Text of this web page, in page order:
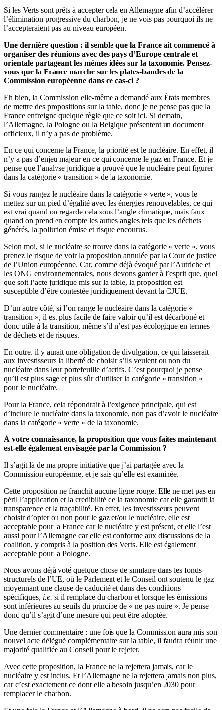
Si les Verts sont prêts à accepter cela en Allemagne afin d’accélérer
l’élimination progressive du charbon, je ne vois pas pourquoi ils ne
l’accepteraient pas au niveau européen.
Une dernière question : il semble que la France ait commencé à
organiser des réunions avec des pays d’Europe centrale et
orientale partageant les mêmes idées sur la taxonomie. Pensez-
vous que la France marche sur les plates-bandes de la
Commission européenne dans ce cas-ci ?
Eh bien, la Commission elle-même a demandé aux États membres
de mettre des propositions sur la table, donc je ne pense pas que la
France enfreigne quelque règle que ce soit ici. Si demain,
l’Allemagne, la Pologne ou la Belgique présentent un document
officieux, il n’y a pas de problème.
En ce qui concerne la France, la priorité est le nucléaire. En effet, il
n’y a pas d’enjeu majeur en ce qui concerne le gaz en France. Et je
pense que l’analyse juridique a prouvé que le nucléaire peut figurer
dans la catégorie « transition » de la taxonomie.
Si vous rangez le nucléaire dans la catégorie « verte », vous le
mettez sur un pied d’égalité avec les énergies renouvelables, ce qui
est vrai quand on regarde cela sous l’angle climatique, mais faux
quand on prend en compte les autres angles tels que les déchets
générés, la pollution émise et risque encourus.
Selon moi, si le nucléaire se trouve dans la catégorie « verte », vous
prenez le risque de voir la proposition annulée par la Cour de justice
de l’Union européenne. Car, comme déjà évoqué par l’Autriche et
les ONG environnementales, nous devons garder à l’esprit que, quel
que soit l’acte juridique mis sur la table, la proposition est
susceptible d’être contestée juridiquement devant la CJUE.
D’un autre côté, si l’on range le nucléaire dans la catégorie «
transition », il est plus facile de faire valoir qu’il est décarboné et
donc utile à la transition, même s’il n’est pas écologique en termes
de déchets et de risques.
En outre, il y aurait une obligation de divulgation, ce qui laisserait
aux investisseurs la liberté de choisir s’ils veulent ou non du
nucléaire dans leur portefeuille d’actifs. C’est pourquoi je pense
qu’il est plus sage et plus sûr d’utiliser la catégorie « transition »
pour le nucléaire.
Pour la France, cela répondrait à l’exigence principale, qui est
d’inclure le nucléaire dans la taxonomie, non pas d’avoir le nucléaire
dans la catégorie « verte » de la taxonomie.
À votre connaissance, la proposition que vous faites maintenant
est-elle également envisagée par la Commission ?
Il s’agit là de ma propre initiative que j’ai partagée avec la
Commission européenne, et je sais qu’elle est examinée.
Cette proposition ne franchit aucune ligne rouge. Elle ne met pas en
péril l’application et la crédibilité de la taxonomie car elle garantit la
transparence et la traçabilité. En effet, les investisseurs peuvent
choisir d’opter ou non pour le gaz et/ou le nucléaire, elle est
acceptable pour la France car le nucléaire y est présent, et elle l’est
aussi pour l’Allemagne car elle est conforme aux discussions de la
coalition, y compris à la position des Verts. Elle est également
acceptable pour la Pologne.
Nous avons déjà voté quelque chose de similaire dans les fonds
structurels de l’UE, où le Parlement et le Conseil ont soutenu le gaz
moyennant une clause de caducité et dans des conditions
spécifiques, i.e. si il remplace du charbon et lorsque les émissions
sont inférieures au seuils du principe de « ne pas nuire ». Je pense
donc qu’il s’agit d’une mesure qui peut être adoptée.
Une dernier commentaire : une fois que la Commission aura mis son
nouvel acte délégué complémentaire sur la table, il faudra réunir une
majorité qualifiée au Conseil pour le rejeter.
Avec cette proposition, la France ne la rejettera jamais, car le
nucléaire y est inclus. Et l’Allemagne ne la rejettera jamais non plus,
car c’est exactement ce dont elle a besoin jusqu’en 2030 pour
remplacer le charbon.